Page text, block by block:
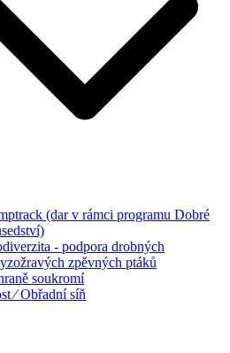
(dar v rámci programu Dobré
- podpora drobných
zpěvných ptáků
soukromí
⁄ Obřadní síň